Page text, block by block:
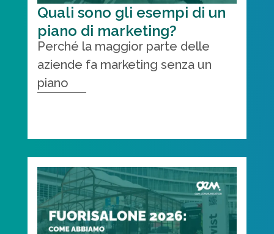
Quali sono gli esempi di un
piano di marketing?
Perché la maggior parte delle
aziende fa marketing senza un
piano